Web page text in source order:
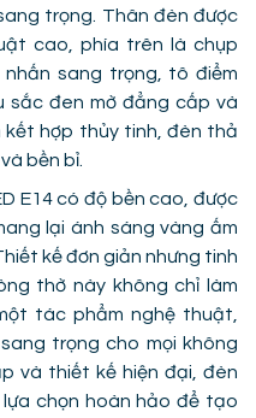
trọng. Thân đèn được
cao, phía trên là chụp
sang trọng, tô điểm
sắc đen mờ đẳng cấp và
kết hợp thủy tinh, đèn thả
bền bỉ.
E14 có độ bền cao, được
lại ánh sáng vàng ấm
kế đơn giản nhưng tinh
thờ này không chỉ làm
tác phẩm nghệ thuật,
trọng cho mọi không
và thiết kế hiện đại, đèn
chọn hoàn hảo để tạo